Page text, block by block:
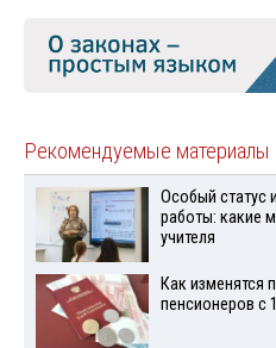
Рекомендуемые материалы
Особый статус
работы: какие
учителя
Как изменятся
пенсионеров с